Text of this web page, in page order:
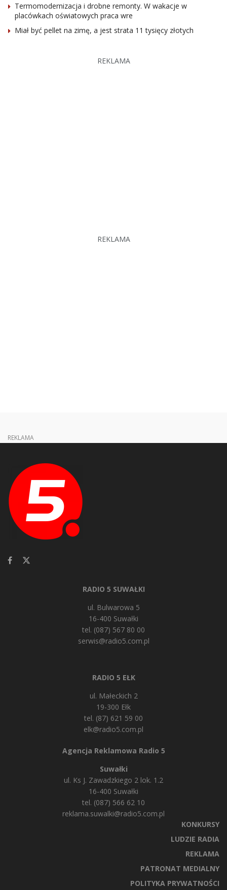
Termomodernizacja i drobne remonty. W wakacje w
placówkach oświatowych praca wre
Miał być pellet na zimę, a jest strata 11 tysięcy złotych
REKLAMA
REKLAMA
REKLAMA
RADIO 5 SUWAŁKI
ul. Bulwarowa 5
16-400 Suwałki
tel. (087) 567 80 00
serwis@radio5.com.pl
RADIO 5 EŁK
ul. Małeckich 2
19-300 Ełk
tel. (87) 621 59 00
elk@radio5.com.pl
Agencja Reklamowa Radio 5
Suwałki
ul. Ks J. Zawadzkiego 2 lok. 1.2
16-400 Suwałki
tel. (087) 566 62 10
reklama.suwalki@radio5.com.pl
KONKURSY
LUDZIE RADIA
REKLAMA
PATRONAT MEDIALNY
POLITYKA PRYWATNOŚCI